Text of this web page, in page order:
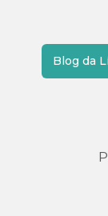
Blog da